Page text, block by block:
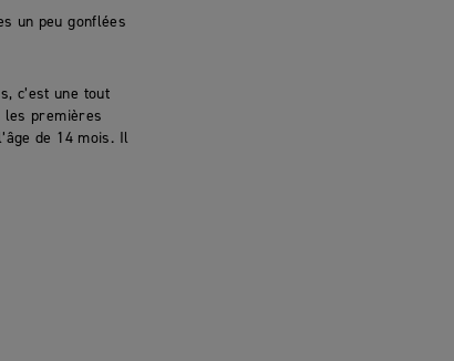
un peu gonflées
c’est une tout
les premières
de 14 mois. Il